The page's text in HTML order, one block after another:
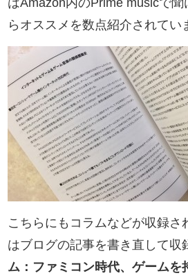
はAmazon内のPrime musicで
らオススメを数点紹介されてい
こちらにもコラムなどが収録さ
はブログの記事を書き直して収
ム：ファミコン時代、ゲームを